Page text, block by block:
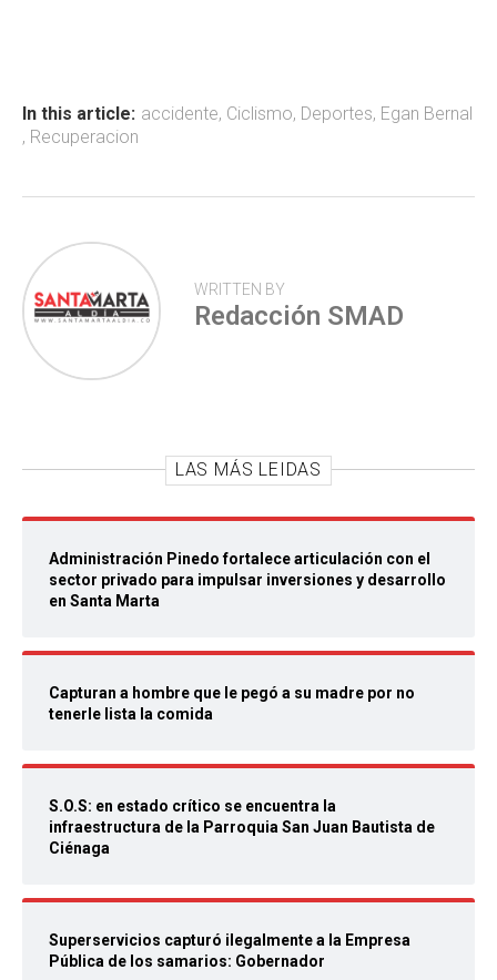
ok p
p
tir
In this article: accidente, Ciclismo, Deportes, Egan Bernal
, Recuperacion
WRITTEN BY
Redacción SMAD
LAS MÁS LEIDAS
Administración Pinedo fortalece articulación con el
sector privado para impulsar inversiones y desarrollo
en Santa Marta
Capturan a hombre que le pegó a su madre por no
tenerle lista la comida
S.O.S: en estado crítico se encuentra la
infraestructura de la Parroquia San Juan Bautista de
Ciénaga
Superservicios capturó ilegalmente a la Empresa
Pública de los samarios: Gobernador